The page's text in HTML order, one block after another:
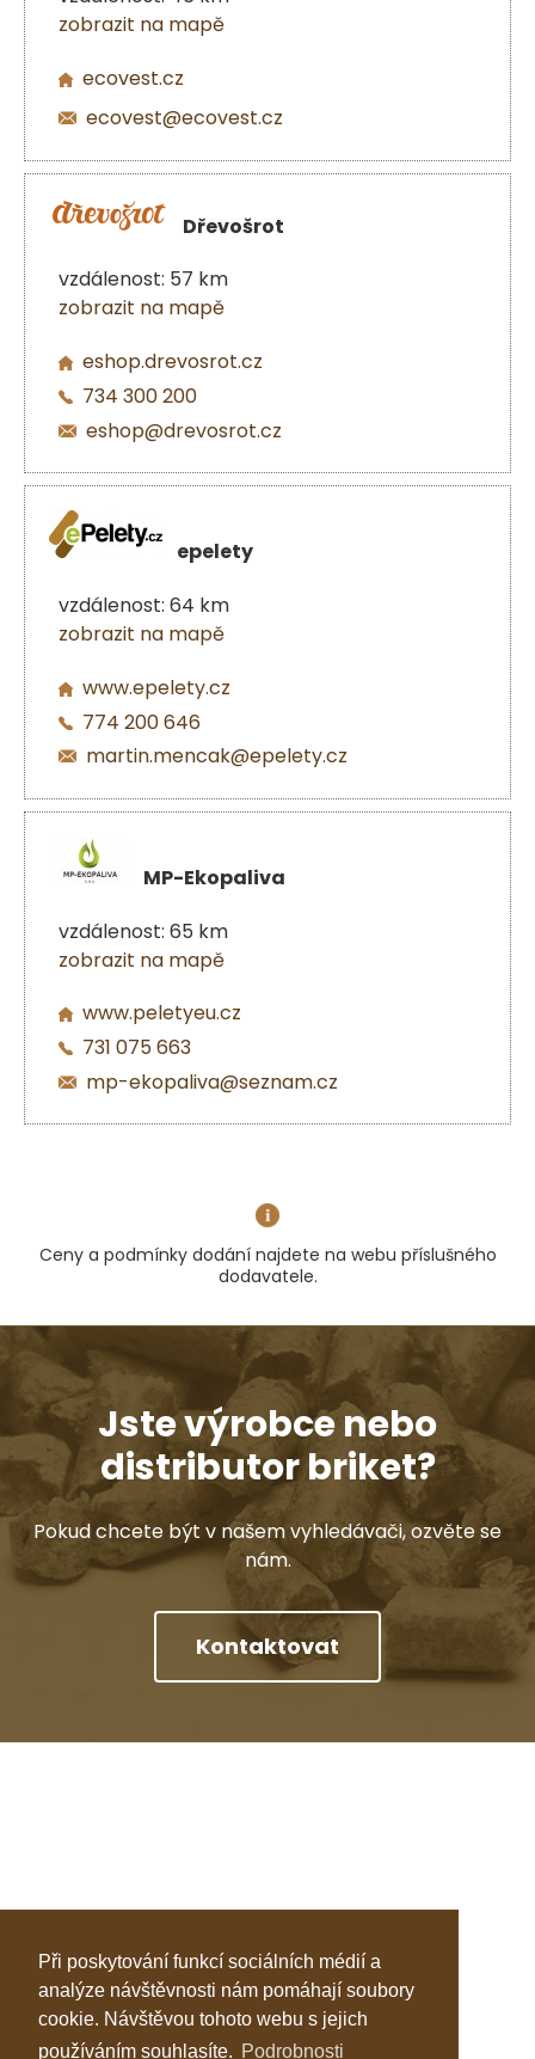
Při poskytování funkcí sociálních médií a
analýze návštěvnosti nám pomáhají soubory
cookie. Návštěvou tohoto webu s jejich
používáním souhlasíte. Podrobnosti
zobrazit na mapě
ecovest.cz
ecovest@ecovest.cz
Dřevošrot
vzdálenost: 57 km
zobrazit na mapě
eshop.drevosrot.cz
734 300 200
eshop@drevosrot.cz
epelety
vzdálenost: 64 km
zobrazit na mapě
www.epelety.cz
774 200 646
martin.mencak@epelety.cz
MP-Ekopaliva
vzdálenost: 65 km
zobrazit na mapě
www.peletyeu.cz
731 075 663
mp-ekopaliva@seznam.cz
Ceny a podmínky dodání najdete na webu příslušného
dodavatele.
Jste výrobce nebo
distributor briket?
Pokud chcete být v našem vyhledávači, ozvěte se
nám.
Kontaktovat